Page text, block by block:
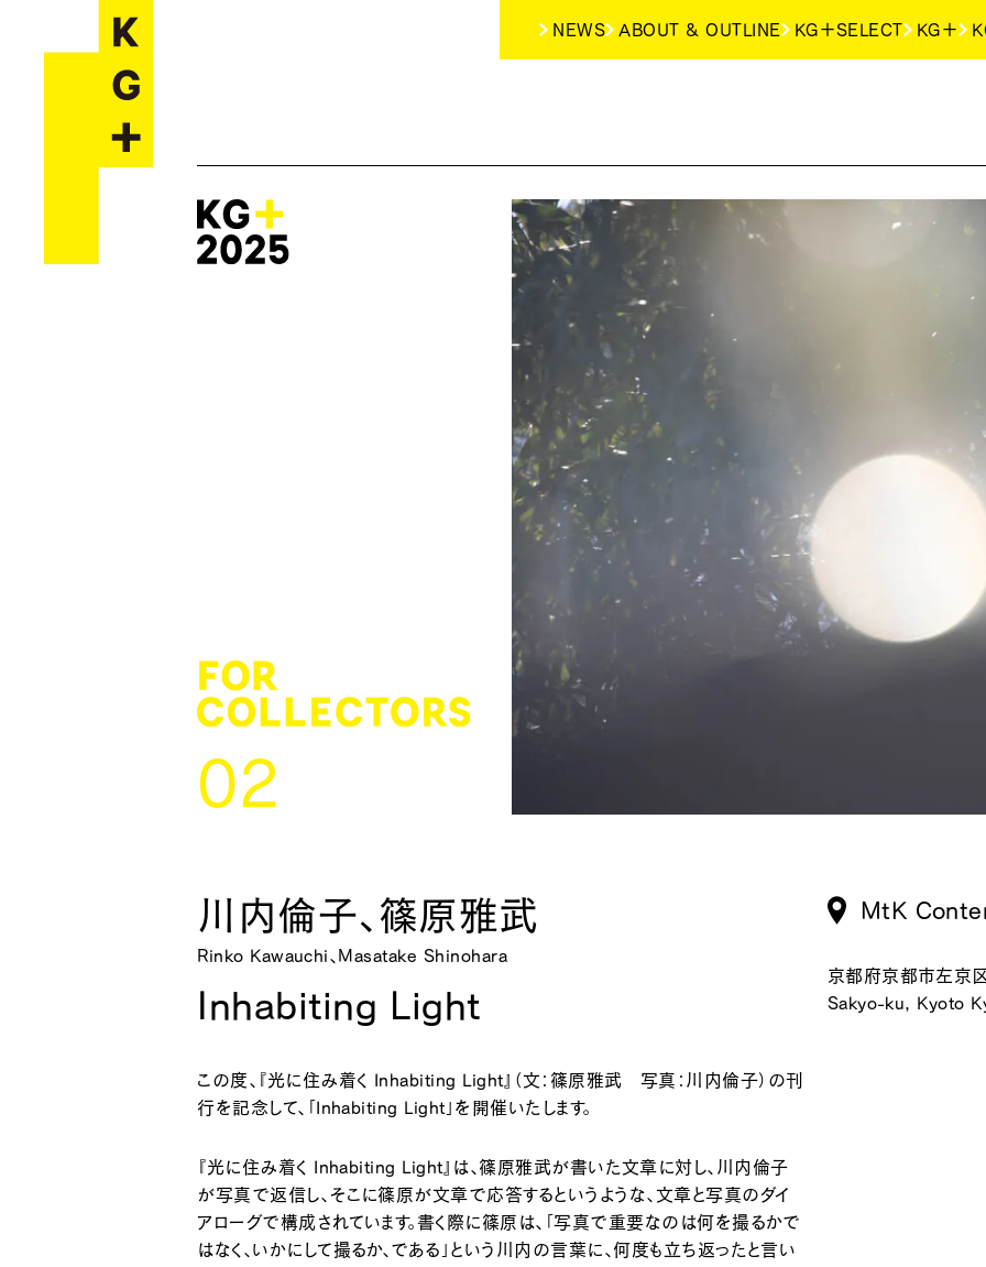
NEWS ABOUT & OUTLINE KG＋SELECT KG＋
02
川内倫子、篠原雅武
Rinko Kawauchi、Masatake Shinohara
Inhabiting Light
この度、『光に住み着く Inhabiting Light』（文：篠原雅武 写真：川内倫子）の刊
行を記念して、「Inhabiting Light」を開催いたします。
『光に住み着く Inhabiting Light』は、篠原雅武が書いた文章に対し、川内倫子
が写真で返信し、そこに篠原が文章で応答するというような、文章と写真のダイ
アローグで構成されています。書く際に篠原は、「写真で重要なのは何を撮るかで
はなく、いかにして撮るか、である」という川内の言葉に、何度も立ち返ったと言い
MtK
京都府京都市左京
Sakyo-ku, Kyoto